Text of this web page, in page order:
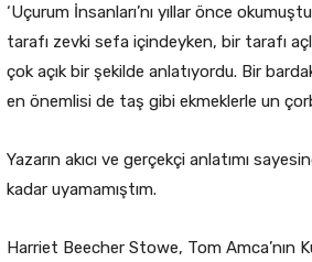
‘Uçurum İnsanları’nı yıllar önce
tarafı zevki sefa içindeyken, bir tarafı
çok açık bir şekilde anlatıyordu. Bir
en önemlisi de taş gibi ekmeklerle un
Yazarın akıcı ve gerçekçi anlatımı
kadar uyamamıştım.
Harriet Beecher Stowe, Tom Amca’nın